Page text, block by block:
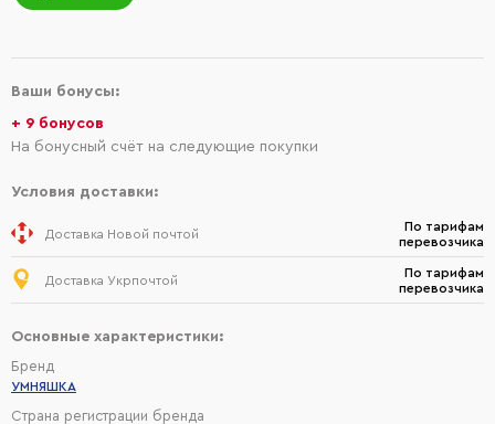
Ваши бонусы:
+ 9 бонусов
На бонусный счёт на следующие покупки
Условия доставки:
Доставка Новой почтой
По тарифам
перевозчика
Доставка Укрпочтой
По тарифам
перевозчика
Основные характеристики:
Бренд
УМНЯШКА
Страна регистрации бренда